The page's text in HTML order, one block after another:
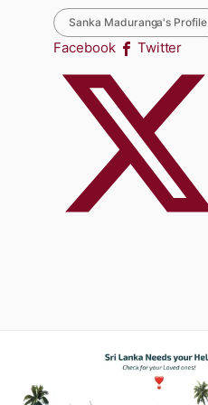
Sanka Maduranga's Profile
Facebook Twitter